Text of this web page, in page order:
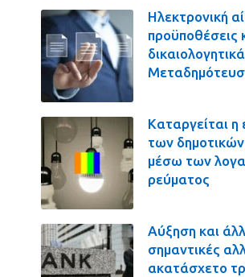
Ηλεκτρονική
προϋποθέσεις
Καταργείται η
των
μέσω των
ρεύματος
Αύξηση και
σημαντικές
ακατάσχετο